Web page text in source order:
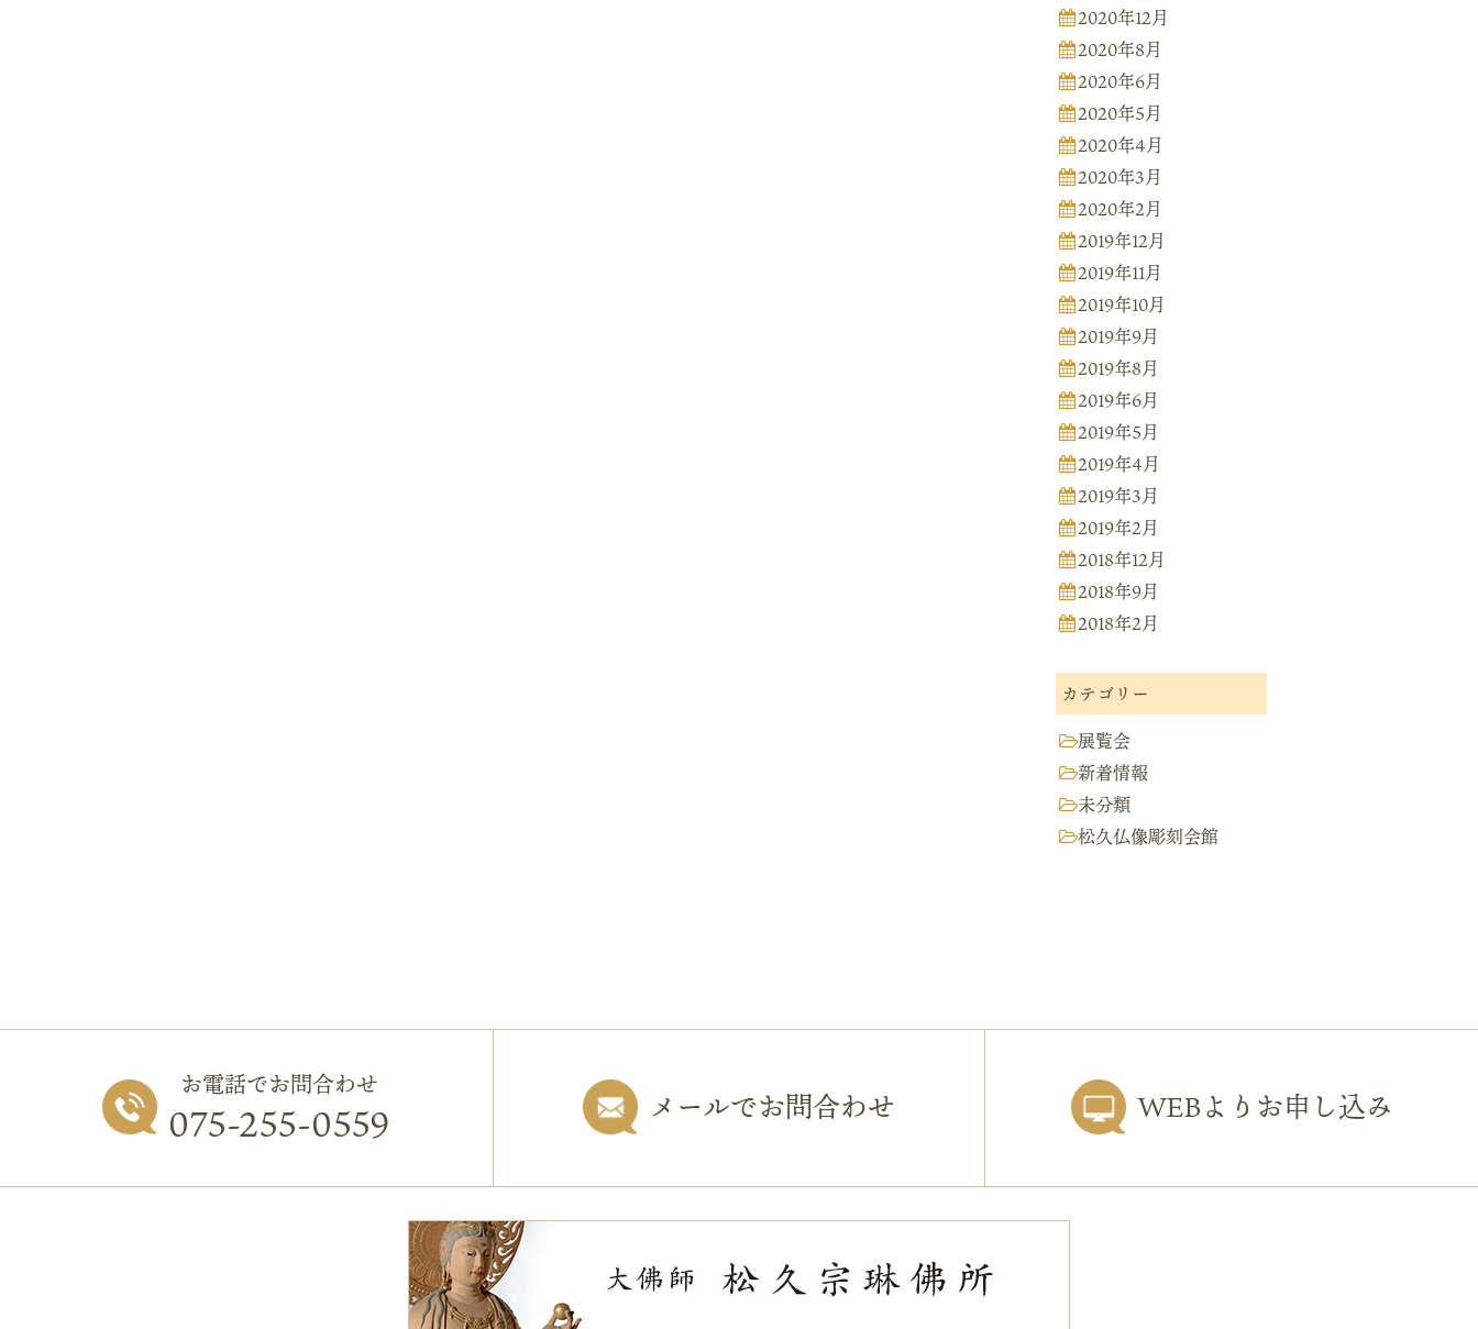
2020年12月
2020年8月
2020年6月
2020年5月
2020年4月
2020年3月
2020年2月
2019年12月
2019年11月
2019年10月
2019年9月
2019年8月
2019年6月
2019年5月
2019年4月
2019年3月
2019年2月
2018年12月
2018年9月
2018年2月
カテゴリー
展覧会
新着情報
未分類
松久仏像彫刻会館
お電話でお問合わせ
075-255-0559 メールでお問合わせ WEBよりお申し込み